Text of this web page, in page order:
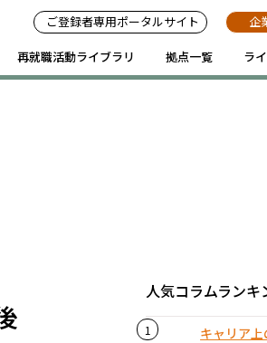
ご登録者専用ポータルサイト 企
再就職活動ライブラリ 拠点一覧 ラ
人気コラムランキ
キャリア